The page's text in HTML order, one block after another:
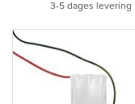
3-5 dages levering